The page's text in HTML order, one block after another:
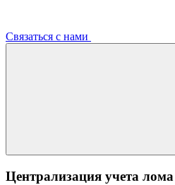
Связаться с нами
Централизация учета